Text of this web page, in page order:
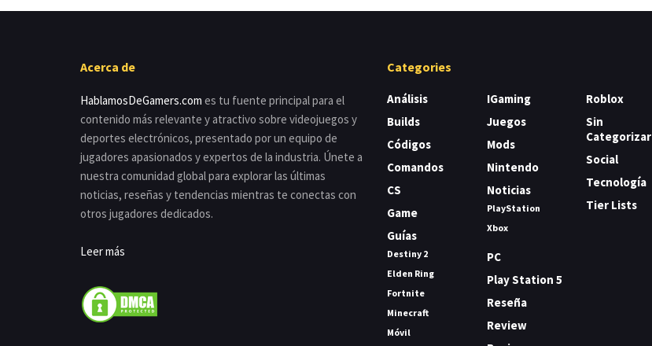
Acerca de
HablamosDeGamers.com es tu fuente principal para el
contenido más relevante y atractivo sobre videojuegos y
deportes electrónicos, presentado por un equipo de
jugadores apasionados y expertos de la industria. Únete a
nuestra comunidad global para explorar las últimas
noticias, reseñas y tendencias mientras te conectas con
otros jugadores dedicados.
Leer más
Categories
Análisis
Builds
Códigos
Comandos
CS
Game
Guías
Destiny 2
Elden Ring
Fortnite
Minecraft
Móvil
IGaming
Juegos
Mods
Nintendo
Noticias
PlayStation
Xbox
PC
Play Station 5
Reseña
Review
Roblox
Sin
Categorizar
Social
Tecnología
Tier Lists